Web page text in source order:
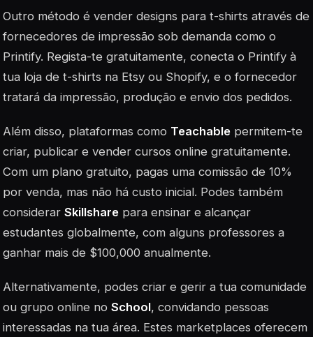
Outro método é vender designs para t-shirts através de
fornecedores de impressão sob demanda como o
Printify. Regista-te gratuitamente, conecta o Printify à
tua loja de t-shirts na Etsy ou Shopify, e o fornecedor
tratará da impressão, produção e envio dos pedidos.
Além disso, plataformas como Teachable permitem-te
criar, publicar e vender cursos online gratuitamente.
Com um plano gratuito, pagas uma comissão de 10%
por venda, mas não há custo inicial. Podes também
considerar Skillshare para ensinar e alcançar
estudantes globalmente, com alguns professores a
ganhar mais de $100,000 anualmente.
Alternativamente, podes criar e gerir a tua comunidade
ou grupo online no School, convidando pessoas
interessadas na tua área. Estes marketplaces oferecem